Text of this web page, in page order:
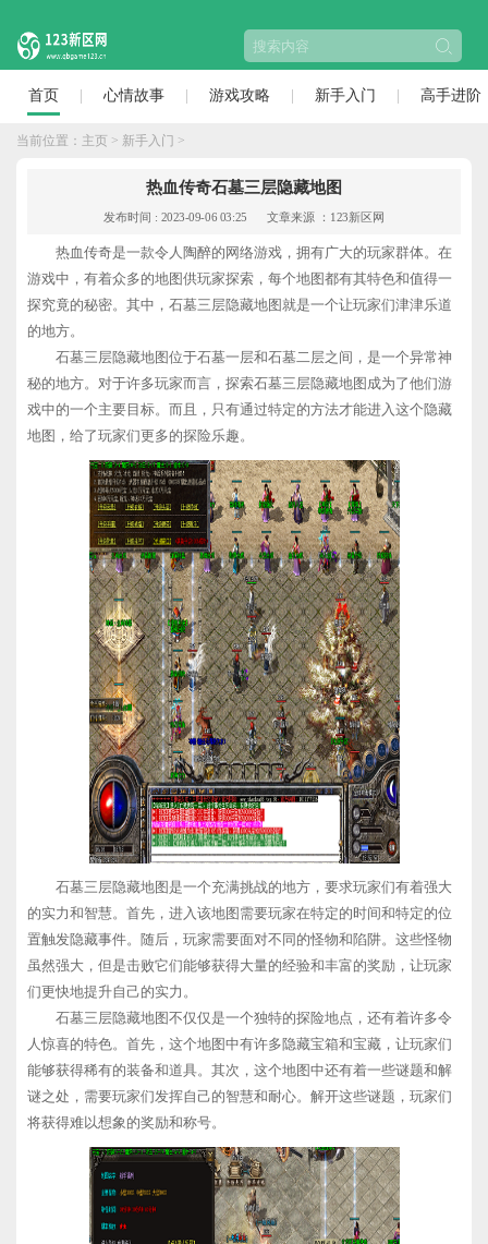
首页 心情故事 游戏攻略 新手入门 高手进阶
当前位置： 主页 > 新手入门 >
热血传奇石墓三层隐藏地图
发布时间 : 2023-09-06 03:25 文章来源 ：123新区网
热血传奇是一款令人陶醉的网络游戏，拥有广大的玩家群体。在
游戏中，有着众多的地图供玩家探索，每个地图都有其特色和值得一
探究竟的秘密。其中，石墓三层隐藏地图就是一个让玩家们津津乐道
的地方。
石墓三层隐藏地图位于石墓一层和石墓二层之间，是一个异常神
秘的地方。对于许多玩家而言，探索石墓三层隐藏地图成为了他们游
戏中的一个主要目标。而且，只有通过特定的方法才能进入这个隐藏
地图，给了玩家们更多的探险乐趣。
石墓三层隐藏地图是一个充满挑战的地方，要求玩家们有着强大
的实力和智慧。首先，进入该地图需要玩家在特定的时间和特定的位
置触发隐藏事件。随后，玩家需要面对不同的怪物和陷阱。这些怪物
虽然强大，但是击败它们能够获得大量的经验和丰富的奖励，让玩家
们更快地提升自己的实力。
石墓三层隐藏地图不仅仅是一个独特的探险地点，还有着许多令
人惊喜的特色。首先，这个地图中有许多隐藏宝箱和宝藏，让玩家们
能够获得稀有的装备和道具。其次，这个地图中还有着一些谜题和解
谜之处，需要玩家们发挥自己的智慧和耐心。解开这些谜题，玩家们
将获得难以想象的奖励和称号。